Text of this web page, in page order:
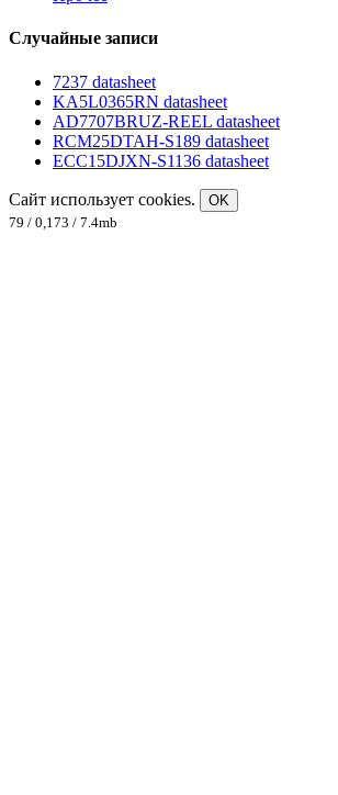
Случайные записи
7237 datasheet
KA5L0365RN datasheet
AD7707BRUZ-REEL datasheet
RCM25DTAH-S189 datasheet
ECC15DJXN-S1136 datasheet
Сайт использует cookies.
OK
79 / 0,173 / 7.4mb